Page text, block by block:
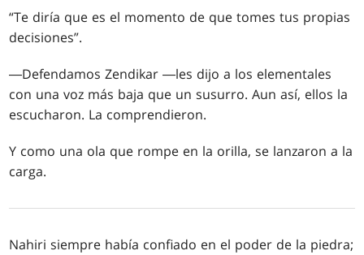
“Te diría que es el momento de que tomes tus propias
decisiones”.
―Defendamos Zendikar ―les dijo a los elementales
con una voz más baja que un susurro. Aun así, ellos la
escucharon. La comprendieron.
Y como una ola que rompe en la orilla, se lanzaron a la
carga.
Nahiri siempre había confiado en el poder de la piedra;